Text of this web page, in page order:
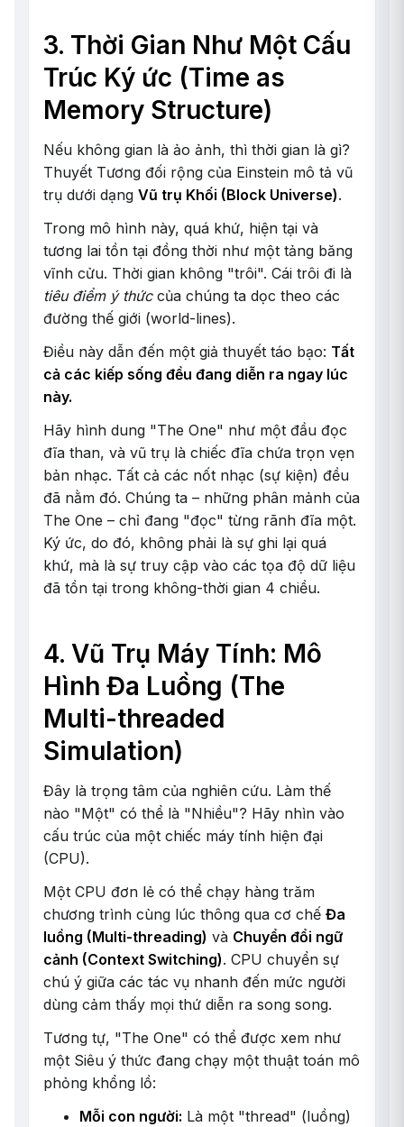
3. Thời Gian Như Một Cấu
Trúc Ký ức (Time as
Memory Structure)
Nếu không gian là ảo ảnh, thì thời gian là gì?
Thuyết Tương đối rộng của Einstein mô tả vũ
trụ dưới dạng Vũ trụ Khối (Block Universe).
Trong mô hình này, quá khứ, hiện tại và
tương lai tồn tại đồng thời như một tảng băng
vĩnh cửu. Thời gian không "trôi". Cái trôi đi là
tiêu điểm ý thứccủa chúng ta dọc theo các
đường thế giới (world-lines).
Điều này dẫn đến một giả thuyết táo bạo: Tất
cả các kiếp sống đều đang diễn ra ngay lúc
này.
Hãy hình dung "The One" như một đầu đọc
đĩa than, và vũ trụ là chiếc đĩa chứa trọn vẹn
bản nhạc. Tất cả các nốt nhạc (sự kiện) đều
đã nằm đó. Chúng ta – những phân mảnh của
The One – chỉ đang "đọc" từng rãnh đĩa một.
Ký ức, do đó, không phải là sự ghi lại quá
khứ, mà là sự truy cập vào các tọa độ dữ liệu
đã tồn tại trong không-thời gian 4 chiều.
4. Vũ Trụ Máy Tính: Mô
Hình Đa Luồng (The
Multi-threaded
Simulation)
Đây là trọng tâm của nghiên cứu. Làm thế
nào "Một" có thể là "Nhiều"? Hãy nhìn vào
cấu trúc của một chiếc máy tính hiện đại
(CPU).
Một CPU đơn lẻ có thể chạy hàng trăm
chương trình cùng lúc thông qua cơ chế Đa
luồng (Multi-threading) và Chuyển đổi ngữ
cảnh (Context Switching). CPU chuyển sự
chú ý giữa các tác vụ nhanh đến mức người
dùng cảm thấy mọi thứ diễn ra song song.
Tương tự, "The One" có thể được xem như
một Siêu ý thức đang chạy một thuật toán mô
phỏng khổng lồ:
Mỗi con người: Là một "thread" (luồng)